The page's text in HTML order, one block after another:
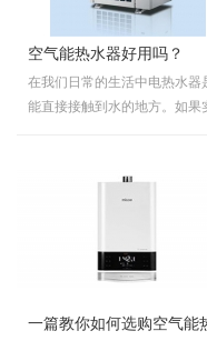
空气能热水器好用吗？
在我们日常的生活中电热水
能直接接触到水的地方。如果
一篇教你如何选购空气能